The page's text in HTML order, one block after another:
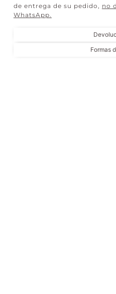
Formas
de entrega de su pedido, no
WhatsApp